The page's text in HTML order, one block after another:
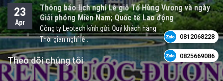
TNHH LEOTECH xin kính chúc quý khách hàng, quý đối tác một
năm mới sức khỏe, hạnh phúc bên gia đình và người thân.
Bằng tất cả sự chân thành, LEOTECH bày tỏ lời cảm ơn sự hợp
tác, tin tưởng của quý khách hàng, quý đối tác trong thời gian
vừa qua, hy vọng sẽ tiếp tục nhận được sự ủng hộ của quý
khách hàng, quý đối tác trong thời gian tới!
23
Apr
Thông báo lịch nghỉ Lễ giỗ Tổ Hùng Vương và ngày
Giải phóng Miền Nam; Quốc tế Lao động
Công ty Leotech kính gửi: Quý khách hàng
Thời gian nghỉ lễ :
1/ Giổ Tổ Hùng Vương (Mùng 10 tháng 3 âm lịch):
Theo dõi chúng tôi